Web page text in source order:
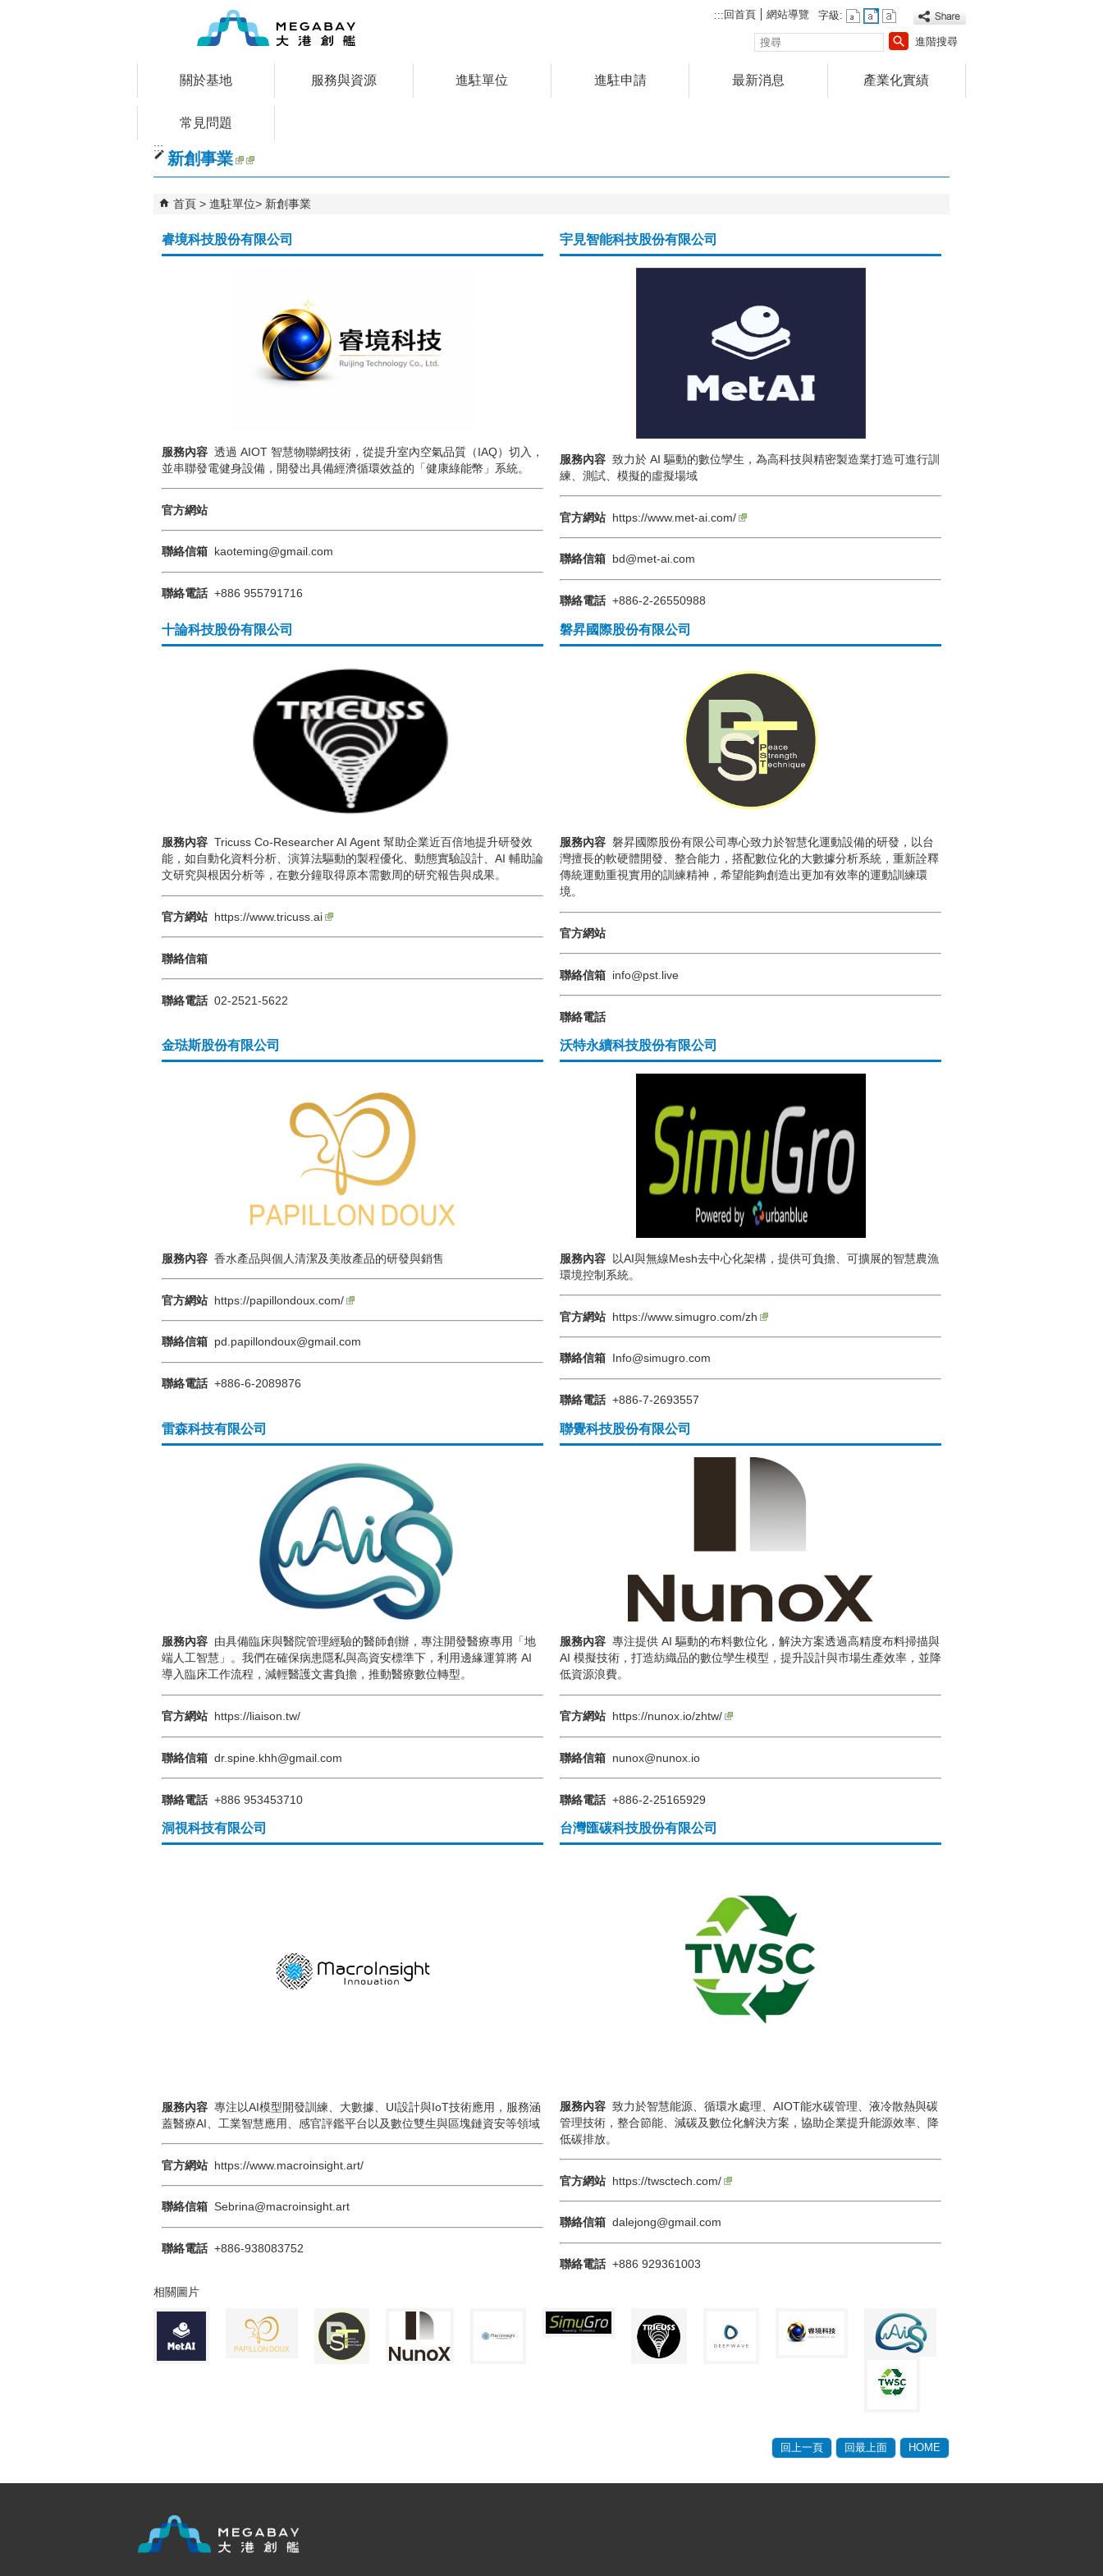
::: 回首頁 網站導覽
字級:
搜
尋
進階搜尋
關於基地 服務與資源 進駐單位 進駐申請 最新消息 產業化實績
常見問題
:::
新創事業
首頁 進駐單位 新創事業
睿境科技股份有限公司
服務內容 透過 AIOT 智慧物聯網技術，從提升室內空氣品質（IAQ）切入，
並串聯發電健身設備，開發出具備經濟循環效益的「健康綠能幣」系統。
官方網站
聯絡信箱 kaoteming@gmail.com
聯絡電話 +886 955791716
宇見智能科技股份有限公司
服務內容 致力於 AI 驅動的數位孿生，為高科技與精密製造業打造可進行訓
練、測試、模擬的虛擬場域
官方網站 https://www.met-ai.com/
聯絡信箱 bd@met-ai.com
聯絡電話 +886-2-26550988
十論科技股份有限公司
服務內容 Tricuss Co-Researcher AI Agent 幫助企業近百倍地提升研發效
能，如自動化資料分析、演算法驅動的製程優化、動態實驗設計、AI 輔助論
文研究與根因分析等，在數分鐘取得原本需數周的研究報告與成果。
官方網站 https://www.tricuss.ai
聯絡信箱
聯絡電話 02-2521-5622
磐昇國際股份有限公司
服務內容 磐昇國際股份有限公司專心致力於智慧化運動設備的研發，以台
灣擅長的軟硬體開發、整合能力，搭配數位化的大數據分析系統，重新詮釋
傳統運動重視實用的訓練精神，希望能夠創造出更加有效率的運動訓練環
境。
官方網站
聯絡信箱 info@pst.live
聯絡電話
金琺斯股份有限公司
服務內容 香水產品與個人清潔及美妝產品的研發與銷售
官方網站 https://papillondoux.com/
聯絡信箱 pd.papillondoux@gmail.com​
聯絡電話 +886-6-2089876
沃特永續科技股份有限公司
服務內容
以AI與無線Mesh去中心化架構，提供可負擔、可擴展的智慧農漁
環境控制系統。
官方網站 https://www.simugro.com/zh
聯絡信箱 Info@simugro.com
聯絡電話 +886-7-2693557
雷森科技有限公司
服務內容 由具備臨床與醫院管理經驗的醫師創辦，專注開發醫療專用「地
端人工智慧」。我們在確保病患隱私與高資安標準下，利用邊緣運算將 AI
導入臨床工作流程，減輕醫護文書負擔，推動醫療數位轉型。
官方網站 https://liaison.tw/
聯絡信箱 dr.spine.khh@gmail.com
聯絡電話 +886 953453710
聯覺科技股份有限公司
服務內容 專注提供 AI 驅動的布料數位化，解決方案透過高精度布料掃描與
AI 模擬技術，打造紡織品的數位孿生模型，提升設計與市場生產效率，並降
低資源浪費。
官方網站 https://nunox.io/zhtw/
聯絡信箱 nunox@nunox.io
聯絡電話 +886-2-25165929
洞視科技有限公司
服務內容 專注以AI模型開發訓練、大數據、UI設計與IoT技術應用，服務涵
蓋醫療AI、工業智慧應用、感官評鑑平台以及數位雙生與區塊鏈資安等領域
官方網站 https://www.macroinsight.art/
聯絡信箱 Sebrina@macroinsight.art
聯絡電話 +886-938083752
台灣匯碳科技股份有限公司
服務內容 致力於智慧能源、循環水處理、AIOT能水碳管理、液冷散熱與碳
管理技術，整合節能、減碳及數位化解決方案，協助企業提升能源效率、降
低碳排放。
官方網站 https://twsctech.com/
聯絡信箱 dalejong@gmail.com
聯絡電話 +886 929361003
相關圖片
回上一頁 回最上面 HOME